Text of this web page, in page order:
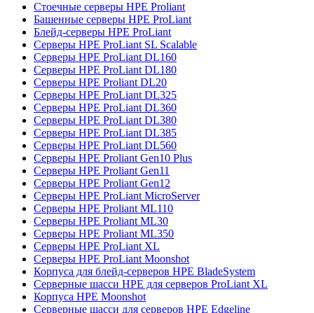
Стоечные серверы HPE Proliant
Башенные серверы HPE ProLiant
Блейд-серверы HPE ProLiant
Серверы HPE ProLiant SL Scalable
Серверы HPE ProLiant DL160
Серверы HPE ProLiant DL180
Серверы HPE Proliant DL20
Серверы HPE ProLiant DL325
Серверы HPE ProLiant DL360
Серверы HPE ProLiant DL380
Серверы HPE ProLiant DL385
Серверы HPE ProLiant DL560
Серверы HPE Proliant Gen10 Plus
Серверы HPE Proliant Gen11
Серверы HPE Proliant Gen12
Серверы HPE ProLiant MicroServer
Серверы HPE Proliant ML110
Серверы HPE Proliant ML30
Серверы HPE Proliant ML350
Серверы HPE ProLiant XL
Серверы HPE ProLiant Moonshot
Корпуса для блейд-серверов HPE BladeSystem
Серверные шасси HPE для серверов ProLiant XL
Корпуса HPE Moonshot
Серверные шасси для серверов HPE Edgeline